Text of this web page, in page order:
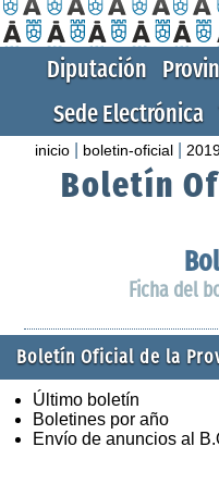
Diputación
Sede Electrónica
inicio boletin-oficial
Boletín
Ficha del
Boletín Oficial de la
Último boletín
Boletines por año
Envío de anuncios al